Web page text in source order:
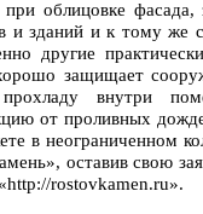
облицовке фасада,
и зданий и к тому же
другие
защищает
внутри
от проливных
в неограниченном
оставив свою
rostovkamen.ru».